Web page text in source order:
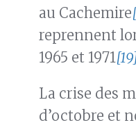
au Cachemire
reprennent
1965 et 1971
La crise des
d’octobre et